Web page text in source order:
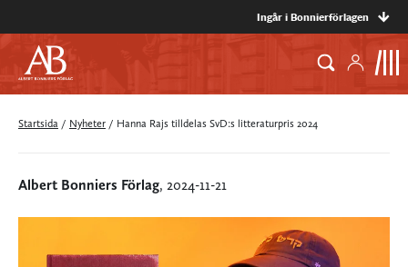
Ingår i Bonnierförlagen
Startsida / Nyheter / Hanna Rajs tilldelas SvD:s litteraturpris 2024
Albert Bonniers Förlag, 2024-11-21